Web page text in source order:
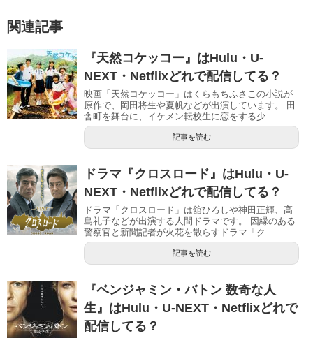
関連記事
『天然コケッコー』はHulu・U-
NEXT・Netflixどれで配信してる？
映画「天然コケッコー」はくらもちふさこの小説が
原作で、岡田将生や夏帆などが出演しています。 田
舎町を舞台に、イケメン転校生に恋をする少...
記事を読む
ドラマ『クロスロード』はHulu・U-
NEXT・Netflixどれで配信してる？
ドラマ「クロスロード」は舘ひろしや神田正輝、高
島礼子などが出演する人間ドラマです。 因縁のある
警察官と新聞記者が火花を散らすドラマ「ク...
記事を読む
『ベンジャミン・バトン 数奇な人
生』はHulu・U-NEXT・Netflixどれで
配信してる？